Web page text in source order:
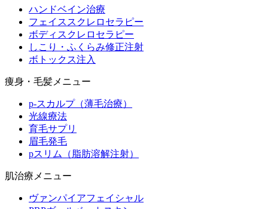
ハンドベイン治療
フェイススクレロセラピー
ボディスクレロセラピー
しこり・ふくらみ修正注射
ボトックス注入
痩身・毛髪メニュー
p-スカルプ（薄毛治療）
光線療法
育毛サプリ
眉毛発毛
pスリム（脂肪溶解注射）
肌治療メニュー
ヴァンパイアフェイシャル